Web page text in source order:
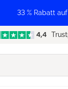
33 % Rabatt